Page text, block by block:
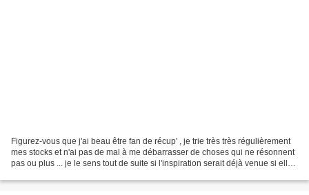
Figurez-vous que j'ai beau être fan de récup' , je trie très très régulièrement
mes stocks et n'ai pas de mal à me débarrasser de choses qui ne résonnent
pas ou plus ... je le sens tout de suite si l'inspiration serait déjà venue si elle